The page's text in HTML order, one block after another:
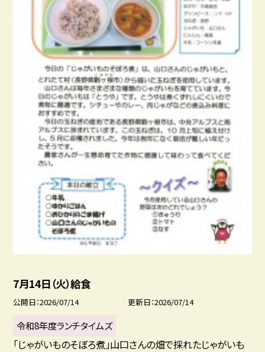
7月14日（火）給食
公開日 2026/07/14 更新日 2026/07/14
令和8年度ランチタイムズ
「じゃがいものそぼろ煮」山口さんの畑で採れたじゃがいも